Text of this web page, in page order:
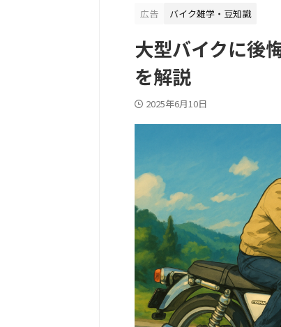
広告
バイク雑学・豆知識
大型バイクに後
を解説
2025年6月10日